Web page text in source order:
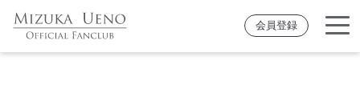
会員登録